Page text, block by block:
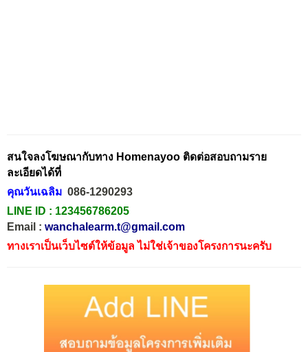
สนใจลงโฆษณากับทาง Homenayoo ติดต่อสอบถามราย
ละเอียดได้ที่
คุณวันเฉลิม 086-1290293
LINE ID : 123456786205
Email : wanchalearm.t@gmail.com
ทางเราเป็นเว็บไซต์ให้ข้อมูล ไม่ใช่เจ้าของโครงการนะครับ